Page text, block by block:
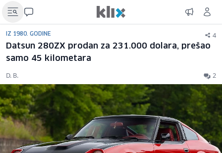
IZ 1980. GODINE 4
Datsun 280ZX prodan za 231.000 dolara, prešao
samo 45 kilometara
D. B. 2